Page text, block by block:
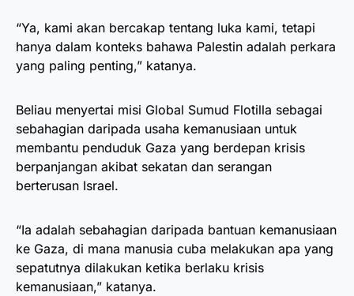
“Ya, kami akan bercakap tentang luka kami, tetapi
hanya dalam konteks bahawa Palestin adalah perkara
yang paling penting,” katanya.
Beliau menyertai misi Global Sumud Flotilla sebagai
sebahagian daripada usaha kemanusiaan untuk
membantu penduduk Gaza yang berdepan krisis
berpanjangan akibat sekatan dan serangan
berterusan Israel.
“Ia adalah sebahagian daripada bantuan kemanusiaan
ke Gaza, di mana manusia cuba melakukan apa yang
sepatutnya dilakukan ketika berlaku krisis
kemanusiaan,” katanya.